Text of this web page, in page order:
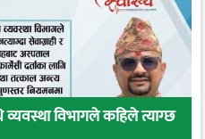
व्यवस्था विभागले कहिले त्याग्छ